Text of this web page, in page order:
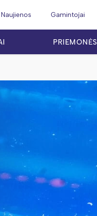
Naujienos Gamintojai
PRIEMONĖS